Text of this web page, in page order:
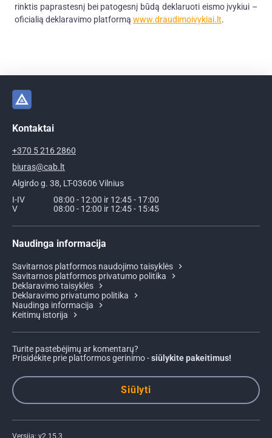
rinktis paprastesnį bei patogesnį būdą deklaruoti eismo įvykiui –
oficialią deklaravimo platformą www.draudimoivykiai.lt.
Kontaktai
+370 5 216 2860
biuras@cab.lt
Algirdo g. 38, LT-03606 Vilnius
I-IV
08:00 - 12:00 ir 12:45 - 17:00
V
08:00 - 12:00 ir 12:45 - 15:45
Naudinga informacija
Savitarnos platformos naudojimo taisyklės
Savitarnos platformos privatumo politika
Deklaravimo taisyklės
Deklaravimo privatumo politika
Naudinga informacija
Keitimų istorija
Turite pastebėjimų ar komentarų?
Prisidėkite prie platformos gerinimo -siūlykite pakeitimus!
Siūlyti
Versija: v2.15.3